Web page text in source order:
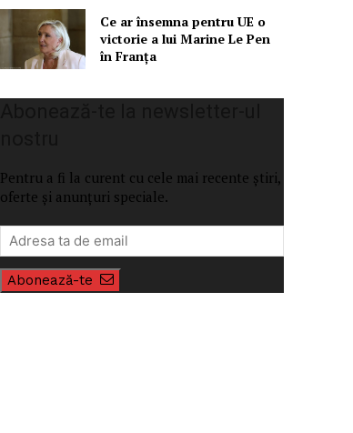
Ce ar însemna pentru UE o
victorie a lui Marine Le Pen
în Franța
Pentru a fi la curent cu cele mai recente știri,
oferte și anunțuri speciale.
Abonează-te